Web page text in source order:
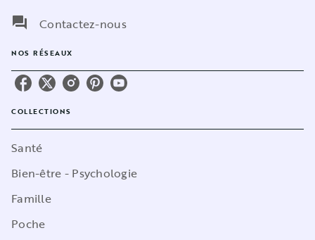
question_answer
Contactez-nous
NOS RÉSEAUX
COLLECTIONS
Santé
Bien-être - Psychologie
Famille
Poche